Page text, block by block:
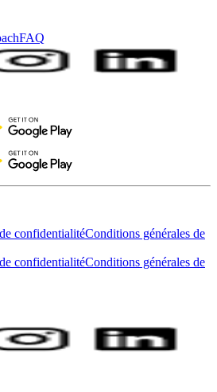
FAQ
confidentialitéConditions générales de
confidentialitéConditions générales de